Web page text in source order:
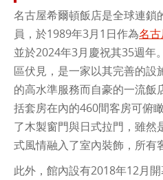
名古屋希爾頓飯店是全球連鎖
員，於1989年3月1日作為名
並於2024年3月慶祝其35週年
區伏見，是一家以其完善的設
的高水準服務而自豪的一流飯
括套房在內的460間客房可俯
了木製窗門與日式拉門，雖然
式風情融入了室內裝飾，所有
此外，館內設有2018年12月